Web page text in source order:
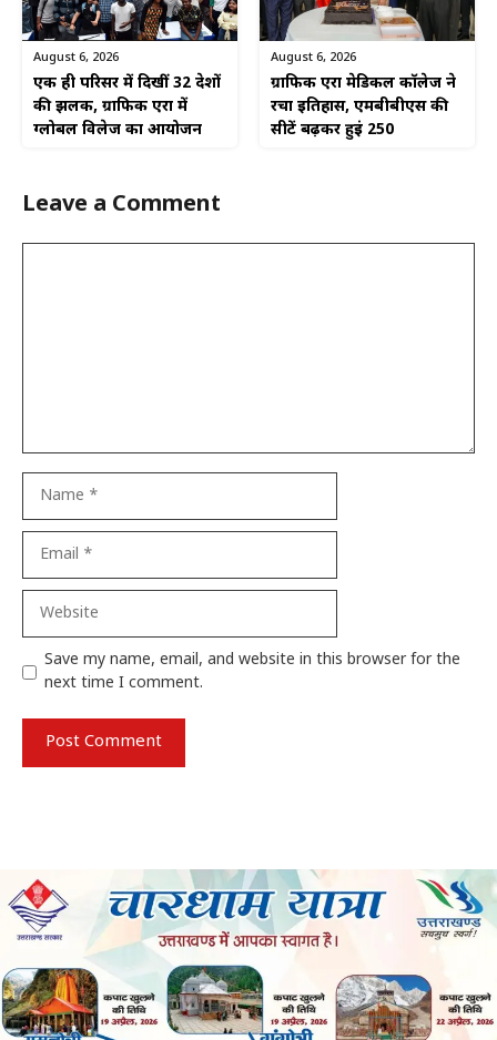
August 6, 2026
एक ही परिसर में दिखीं 32 देशों
की झलक, ग्राफिक एरा में
ग्लोबल विलेज का आयोजन
August 6, 2026
ग्राफिक एरा मेडिकल कॉलेज ने
रचा इतिहास, एमबीबीएस की
सीटें बढ़कर हुईं 250
Leave a Comment
Website
Save my name, email, and website in this browser for the
next time I comment.